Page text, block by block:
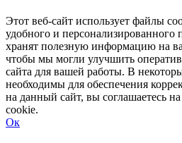
Этот веб-сайт использует файлы
удобного и
хранят полезную информацию на
чтобы мы могли улучшить
сайта для вашей работы. В
необходимы для обеспечения
на данный сайт, вы соглашаетесь
cookie.
Ок